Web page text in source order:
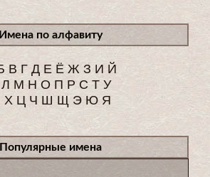
Имена по алфавиту
В ГД Е ЁЖ З И Й
Л М Н О П Р С Т У
Х Ц Ч Ш Щ Э Ю Я
Популярные имена